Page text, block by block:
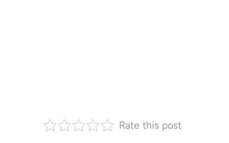
Rate this post